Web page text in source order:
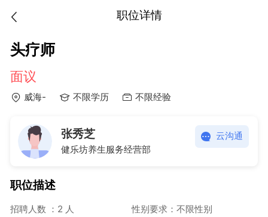
职位详情
头疗师
面议
威海- 不限学历 不限经验
张秀芝
健乐坊养生服务经营部
云沟通
职位描述
招聘人数 ：2 人
性别要求：不限性别